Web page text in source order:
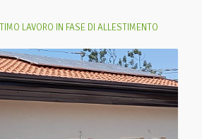
LAVORO IN FASE DI ALLESTIMENTO